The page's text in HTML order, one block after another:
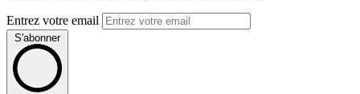
Entrez votre email
S'abonner